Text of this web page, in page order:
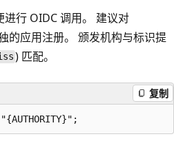
行 OIDC 调用。 建议对
的应用注册。 颁发机构与标识提
) 匹配。
复制